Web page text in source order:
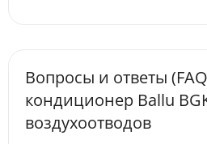
Вопросы и ответы
кондиционер Ballu
воздухоотводов